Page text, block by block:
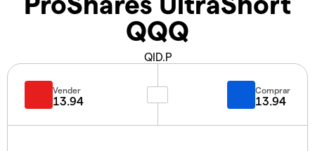
QQQ
QID.P
Vender
13.94
Comprar
13.94